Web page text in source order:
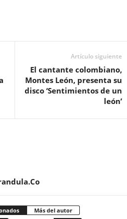
Artículo siguiente
El cantante colombiano,
Montes León, presenta su
disco ‘Sentimientos de un
león’
Más del autor